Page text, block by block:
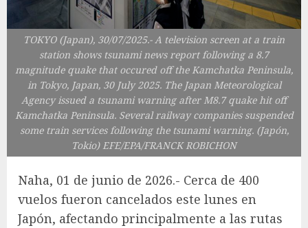
TOKYO (Japan), 30/07/2025.- A television screen at a train
station shows tsunami news report following a 8.7
magnitude quake that occured off the Kamchatka Peninsula,
in Tokyo, Japan, 30 July 2025. The Japan Meteorological
Agency issued a tsunami warning after M8.7 quake hit off
Kamchatka Peninsula. Several railway companies suspended
some train services following the tsunami warning. (Japón,
Tokio) EFE/EPA/FRANCK ROBICHON
Naha, 01 de junio de 2026.- Cerca de 400
vuelos fueron cancelados este lunes en
Japón, afectando principalmente a las rutas